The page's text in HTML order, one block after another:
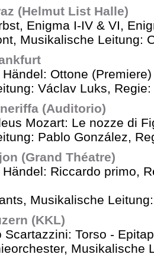
(Helmut List Halle)
Enigma I-IV & VI,
Musikalische Leitung:
Ottone (Premiere)
Václav Luks,
(Auditorio)
Mozart: Le nozze di
Pablo González,
(Grand Théatre)
Riccardo primo,
Musikalische
(KKL)
Scartazzini: Torso -
Musikalische